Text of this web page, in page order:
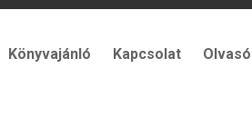
Könyvajánló Kapcsolat